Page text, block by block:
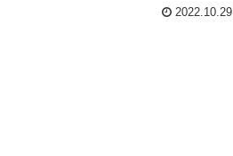
2022.10.29